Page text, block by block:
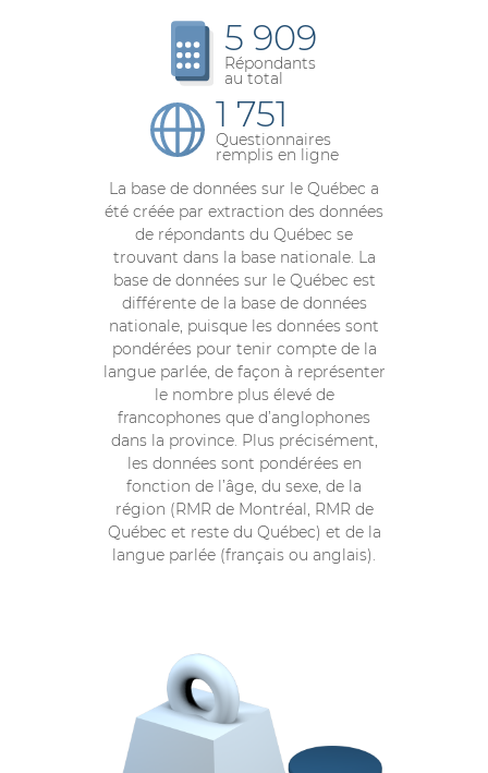
5 909
Répondants
au total
1 751
Questionnaires
remplis en ligne
La base de données sur le Québec a
été créée par extraction des données
de répondants du Québec se
trouvant dans la base nationale. La
base de données sur le Québec est
différente de la base de données
nationale, puisque les données sont
pondérées pour tenir compte de la
langue parlée, de façon à représenter
le nombre plus élevé de
francophones que d’anglophones
dans la province. Plus précisément,
les données sont pondérées en
fonction de l’âge, du sexe, de la
région (RMR de Montréal, RMR de
Québec et reste du Québec) et de la
langue parlée (français ou anglais).